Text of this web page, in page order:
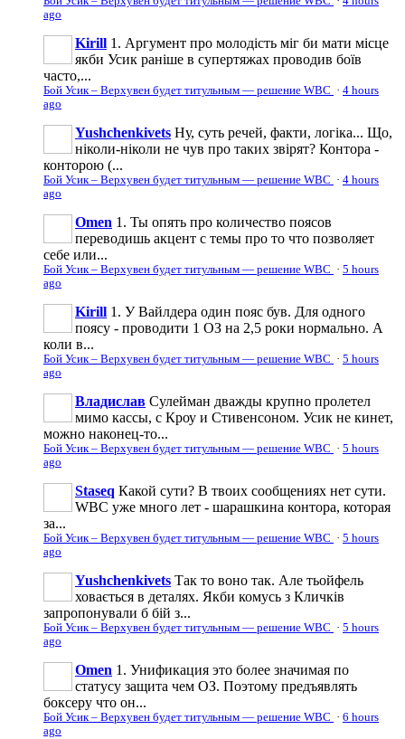
ago
Kirill 1. Аргумент про молодість міг би мати місце
якби Усик раніше в супертяжах проводив боїв
часто,...
Бой Усик – Верхувен будет титульным — решение WBC · 4 hours
ago
Yushchenkivets Ну, суть речей, факти, логіка... Що,
ніколи-ніколи не чув про таких звірят? Контора -
конторою (...
Бой Усик – Верхувен будет титульным — решение WBC · 4 hours
ago
Omen 1. Ты опять про количество поясов
переводишь акцент с темы про то что позволяет
себе или...
Бой Усик – Верхувен будет титульным — решение WBC · 5 hours
ago
Kirill 1. У Вайлдера один пояс був. Для одного
поясу - проводити 1 ОЗ на 2,5 роки нормально. А
коли в...
Бой Усик – Верхувен будет титульным — решение WBC · 5 hours
ago
Владислав Сулейман дважды крупно пролетел
мимо кассы, с Кроу и Стивенсоном. Усик не кинет,
можно наконец-то...
Бой Усик – Верхувен будет титульным — решение WBC · 5 hours
ago
Staseq Какой сути? В твоих сообщениях нет сути.
WBC уже много лет - шарашкина контора, которая
за...
Бой Усик – Верхувен будет титульным — решение WBC · 5 hours
ago
Yushchenkivets Так то воно так. Але тьойфель
ховається в деталях. Якби комусь з Кличків
запропонували б бій з...
Бой Усик – Верхувен будет титульным — решение WBC · 5 hours
ago
Omen 1. Унификация это более значимая по
статусу защита чем ОЗ. Поэтому предъявлять
боксеру что он...
Бой Усик – Верхувен будет титульным — решение WBC · 6 hours
ago